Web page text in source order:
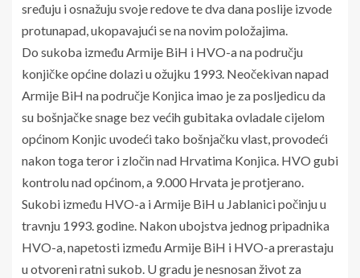
sređuju i osnažuju svoje redove te dva dana poslije izvode
protunapad, ukopavajući se na novim položajima.
Do sukoba između Armije BiH i HVO-a na području
konjičke općine dolazi u ožujku 1993. Neočekivan napad
Armije BiH na područje Konjica imao je za posljedicu da
su bošnjačke snage bez većih gubitaka ovladale cijelom
općinom Konjic uvodeći tako bošnjačku vlast, provodeći
nakon toga teror i zločin nad Hrvatima Konjica. HVO gubi
kontrolu nad općinom, a 9.000 Hrvata je protjerano.
Sukobi između HVO-a i Armije BiH u Jablanici počinju u
travnju 1993. godine. Nakon ubojstva jednog pripadnika
HVO-a, napetosti između Armije BiH i HVO-a prerastaju
u otvoreni ratni sukob. U gradu je nesnosan život za